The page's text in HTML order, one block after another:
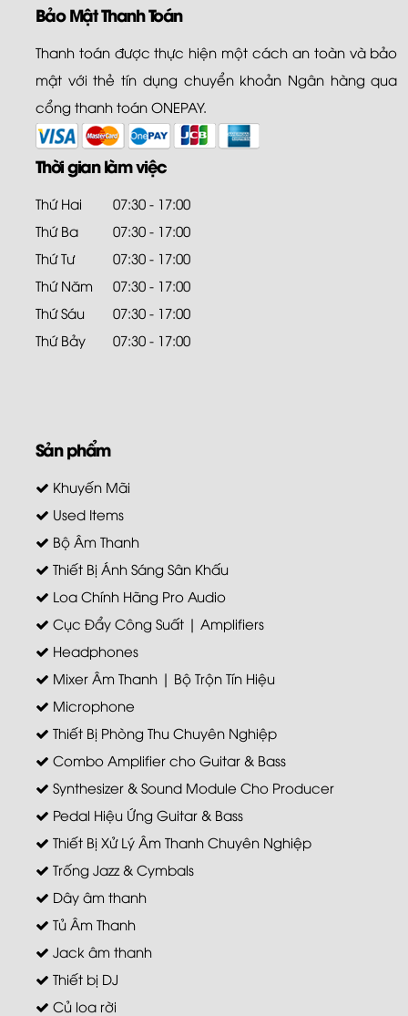
Bảo Mật Thanh Toán
Thanh toán được thực hiện một cách an toàn và bảo
mật với thẻ tín dụng chuyển khoản Ngân hàng qua
cổng thanh toán ONEPAY.
Thời gian làm việc
Thứ Hai
07:30 - 17:00
Thứ Ba
07:30 - 17:00
Thứ Tư
07:30 - 17:00
Thứ Năm
07:30 - 17:00
Thứ Sáu
07:30 - 17:00
Thứ Bảy
07:30 - 17:00
Sản phẩm
Khuyến Mãi
Used Items
Bộ Âm Thanh
Thiết Bị Ánh Sáng Sân Khấu
Loa Chính Hãng Pro Audio
Cục Đẩy Công Suất | Amplifiers
Headphones
Mixer Âm Thanh | Bộ Trộn Tín Hiệu
Microphone
Thiết Bị Phòng Thu Chuyên Nghiệp
Combo Amplifier cho Guitar & Bass
Synthesizer & Sound Module Cho Producer
Pedal Hiệu Ứng Guitar & Bass
Thiết Bị Xử Lý Âm Thanh Chuyên Nghiệp
Trống Jazz & Cymbals
Dây âm thanh
Tủ Âm Thanh
Jack âm thanh
Thiết bị DJ
Củ loa rời